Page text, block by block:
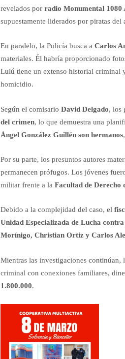
revelados por radio Monumental 1080
supuestamente liderados por piratas
En paralelo, la Policía busca a Carlos
materiales. Él habría proporcionado
Lulú tiene un extenso historial criminal
homicidio.
Según el comisario David Delgado, los
del crimen, lo que demuestra una
Ángel González Guillén son hermanos
Por su parte, los presuntos autores
permanecen prófugos. Los jóvenes
militar frente a la Facultad de Derecho
Debido a la complejidad del caso, el
Unidad Especializada de Lucha
Morínigo, Christian Ortiz y Carlos
Mientras las investigaciones continúan,
criminal con conexiones familiares,
1.800.000.